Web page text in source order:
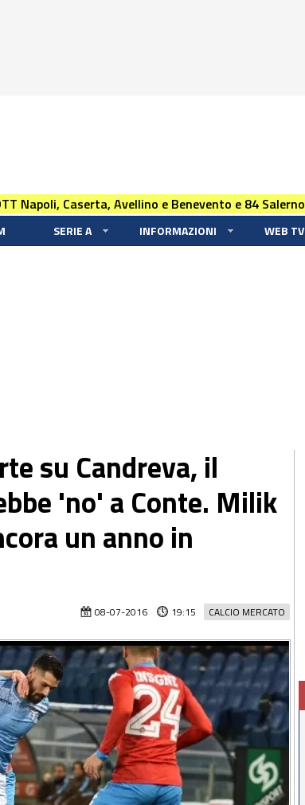
Napoli, Caserta, Avellino e Benevento e 84 Salerno
SERIE A INFORMAZIONI WEB TV
su Candreva, il
'no' a Conte. Milik
un anno in
CALCIO MERCATO
08-07-2016 19:15